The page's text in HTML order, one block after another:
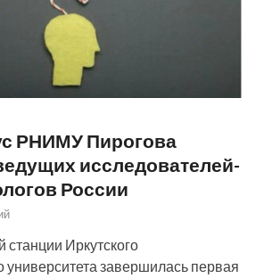
РНИМУ Пирогова
исследователей-
России
станции Иркутского
университета завершилась первая